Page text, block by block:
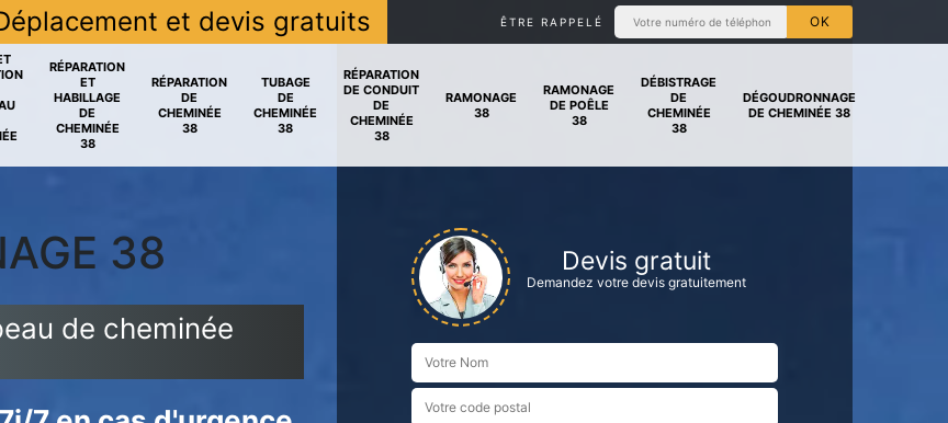
et devis gratuits ÊTRE RAPPELÉ
RÉPARATION
ET
HABILLAGE
DE
CHEMINÉE
38
RÉPARATION
DE
CHEMINÉE
38
TUBAGE
DE
CHEMINÉE
38
RÉPARATION
DE CONDUIT
DE
CHEMINÉE
38
RAMONAGE
38
RAMONAGE
DE POÊLE
38
DÉBISTRAGE
DE
CHEMINÉE
38
DÉGOUDRONNAGE
DE CHEMINÉE 38
38
de cheminée
Devis gratuit
Demandez votre devis gratuitement